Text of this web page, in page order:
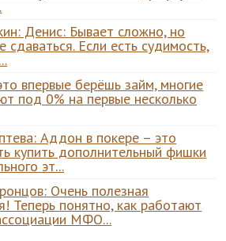
Денис: Бывает сложно, но
сдаваться. Если есть судимость,
впервые берёшь займ, многие
под 0% на первые несколько
Аддон в покере – это
купить дополнительный фишки
эт...
Очень полезная
Теперь понятно, как работают
МФО...